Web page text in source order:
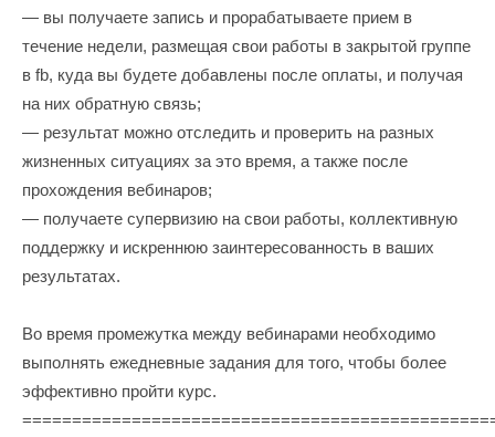
— вы получаете запись и прорабатываете прием в
течение недели, размещая свои работы в закрытой группе
в fb, куда вы будете добавлены после оплаты, и получая
на них обратную связь;
— результат можно отследить и проверить на разных
жизненных ситуациях за это время, а также после
прохождения вебинаров;
— получаете супервизию на свои работы, коллективную
поддержку и искреннюю заинтересованность в ваших
результатах.
Во время промежутка между вебинарами необходимо
выполнять ежедневные задания для того, чтобы более
эффективно пройти курс.